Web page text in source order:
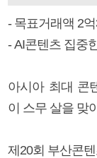
- 목표거래액 2
- AI콘텐츠 집중
아시아 최대 콘
이 스무 살을 맞
제20회 부산콘